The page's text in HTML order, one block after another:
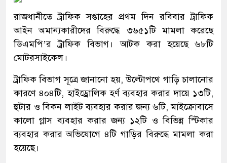
রাজধানীতে ট্রাফিক সপ্তাহের প্রথম দিন রবিবার ট্রাফিক
আইন অমান্যকারীদের বিরুদ্ধে ৩৬৫১টি মামলা করেছে
ডিএমপি’র ট্রাফিক বিভাগ। আটক করা হয়েছে ৬৮টি
মোটরসাইকেল।
ট্রাফিক বিভাগ সূত্রে জানানো হয়, উল্টোপথে গাড়ি চালানোর
কারণে ৪০৪টি, হাইড্রোলিক হর্ণ ব্যবহার করার দায়ে ১৩টি,
হুটার ও বিকন লাইট ব্যবহার করার জন্য ৬টি, মাইক্রোবাসে
কালো গ্লাস ব্যবহার করার জন্য ১২টি ও বিভিন্ন স্টিকার
ব্যবহার করার অভিযোগে ৪টি গাড়ির বিরুদ্ধে মামলা করা
হয়েছে।